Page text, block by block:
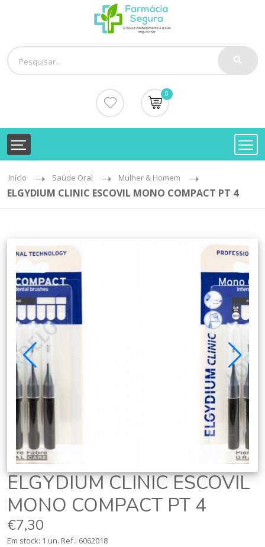
0
Início Saúde Oral Mulher & Homem
ELGYDIUM CLINIC ESCOVIL MONO COMPACT PT 4
ELGYDIUM CLINIC ESCOVIL
MONO COMPACT PT 4
€7,30
Em stock: 1 un. Ref.: 6062018